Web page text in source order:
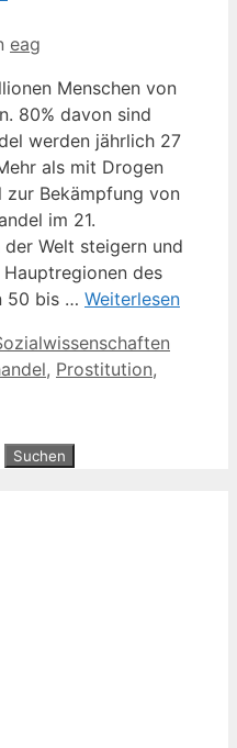
eag
Menschen von
80% davon sind
werden jährlich 27
als mit Drogen
zur Bekämpfung von
im 21.
Welt steigern und
des
50 bis … Weiterlesen
, Prostitution,